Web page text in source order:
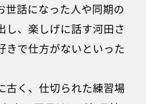
世話になった人や同期の
し、楽しげに話す河田さ
きで仕方がないといった
古く、仕切られた練習場